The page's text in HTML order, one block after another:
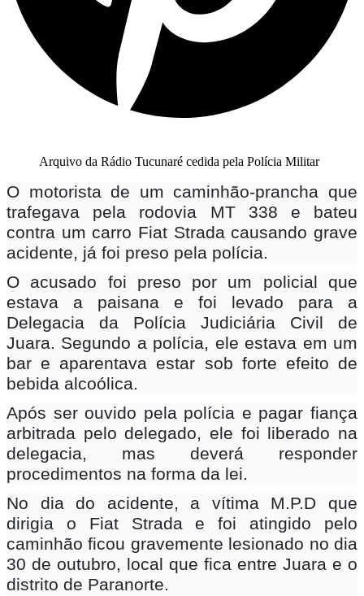
Arquivo da Rádio Tucunaré cedida pela Polícia Militar
O motorista de um caminhão-prancha que
trafegava pela rodovia MT 338 e bateu
contra um carro Fiat Strada causando grave
acidente, já foi preso pela polícia.
O acusado foi preso por um policial que
estava a paisana e foi levado para a
Delegacia da Polícia Judiciária Civil de
Juara. Segundo a polícia, ele estava em um
bar e aparentava estar sob forte efeito de
bebida alcoólica.
Após ser ouvido pela polícia e pagar fiança
arbitrada pelo delegado, ele foi liberado na
delegacia, mas deverá responder
procedimentos na forma da lei.
No dia do acidente, a vítima M.P.D que
dirigia o Fiat Strada e foi atingido pelo
caminhão ficou gravemente lesionado no dia
30 de outubro, local que fica entre Juara e o
distrito de Paranorte.